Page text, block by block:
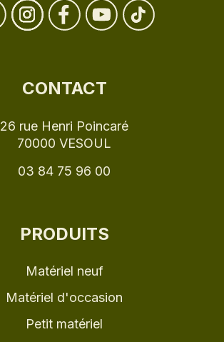
CONTACT
26 rue Henri Poincaré
70000 VESOUL
03 84 75 96 00
PRODUITS
Matériel neuf
Matériel d'occasion
Petit matériel